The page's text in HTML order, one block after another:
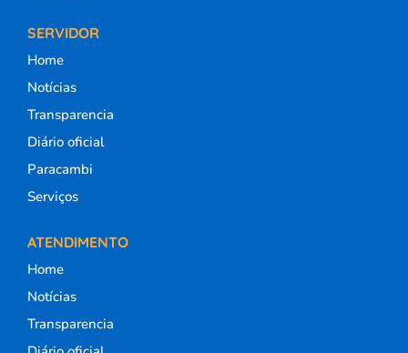
SERVIDOR
Home
Notícias
Transparencia
Diário oficial
Paracambi
Serviços
ATENDIMENTO
Home
Notícias
Transparencia